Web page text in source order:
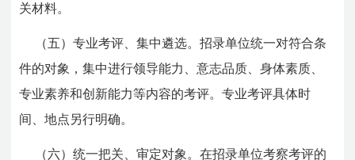
关材料。
（五）专业考评、集中遴选。招录单位统一对符合条
件的对象，集中进行领导能力、意志品质、身体素质、
专业素养和创新能力等内容的考评。专业考评具体时
间、地点另行明确。
（六）统一把关、审定对象。在招录单位考察考评的